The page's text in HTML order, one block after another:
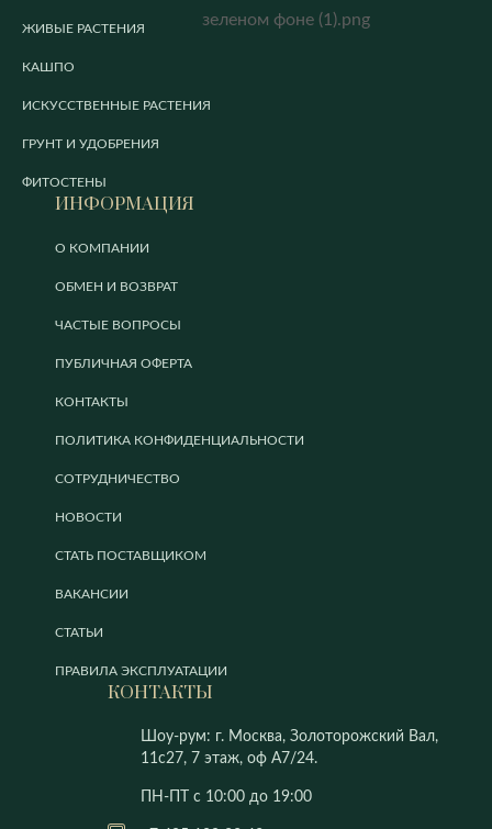
ЖИВЫЕ РАСТЕНИЯ
КАШПО
ИСКУССТВЕННЫЕ РАСТЕНИЯ
ГРУНТ И УДОБРЕНИЯ
ФИТОСТЕНЫ
ИНФОРМАЦИЯ
О КОМПАНИИ
ОБМЕН И ВОЗВРАТ
ЧАСТЫЕ ВОПРОСЫ
ПУБЛИЧНАЯ ОФЕРТА
КОНТАКТЫ
ПОЛИТИКА КОНФИДЕНЦИАЛЬНОСТИ
СОТРУДНИЧЕСТВО
НОВОСТИ
СТАТЬ ПОСТАВЩИКОМ
ВАКАНСИИ
СТАТЬИ
ПРАВИЛА ЭКСПЛУАТАЦИИ
КОНТАКТЫ
Шоу-рум: г. Москва, Золоторожский Вал,
11с27, 7 этаж, оф А7/24.
ПН-ПТ с 10:00 до 19:00